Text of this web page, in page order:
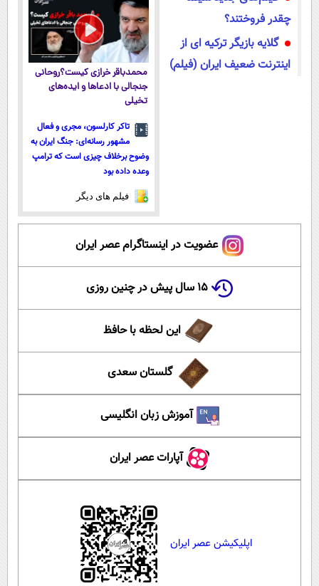
چقدر فروختند؟
گلایه بازیگر ترکیه ای از
اینترنت ضعیف ایران (فیلم)
محمدباقر خرازی کیست؟روحانی
جنجالی با ادعاها و ایده‌های
تخیلی
تاکر کارلسون، مجری و فعال
مشهور رسانه‌ای: جنگ ایران به
وضوح برخلاف چیزی است که ترامپ
وعده داده بود
فیلم های دیگر
عضویت در اینستاگرام عصر ایران
۱۵ سال پیش در چنین روزی
این لحظه با حافظ
گلستان سعدی
آموزش زبان انگلیسی
آپارات عصر ایران
اپلیکیشن عصر ایران